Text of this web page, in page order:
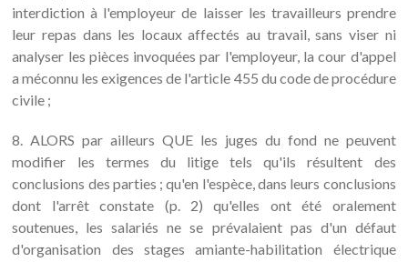
interdiction à l'employeur de laisser les travailleurs prendre
leur repas dans les locaux affectés au travail, sans viser ni
analyser les pièces invoquées par l'employeur, la cour d'appel
a méconnu les exigences de l'article 455 du code de procédure
civile ;
8. ALORS par ailleurs QUE les juges du fond ne peuvent
modifier les termes du litige tels qu'ils résultent des
conclusions des parties ; qu'en l'espèce, dans leurs conclusions
dont l'arrêt constate (p. 2) qu'elles ont été oralement
soutenues, les salariés ne se prévalaient pas d'un défaut
d'organisation des stages amiante-habilitation électrique